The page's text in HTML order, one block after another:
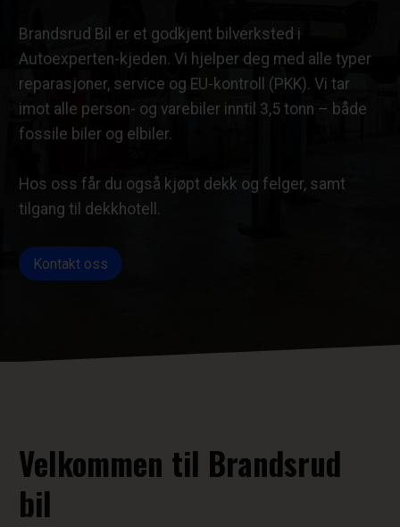
Brandsrud Bil er et godkjent bilverksted i
Autoexperten-kjeden. Vi hjelper deg med alle typer
reparasjoner, service og EU-kontroll (PKK). Vi tar
imot alle person- og varebiler inntil 3,5 tonn – både
fossile biler og elbiler.
Hos oss får du også kjøpt dekk og felger, samt
tilgang til dekkhotell.
Kontakt oss
Velkommen til Brandsrud
bil